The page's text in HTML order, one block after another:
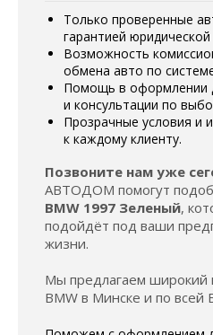
Только проверенные
гарантией
Возможность
обмена авто по
Помощь в оформлении
и консультации по
Прозрачные условия и
к каждому клиенту.
Позвоните нам уже
АВТОДОМ помогут
BMW 1997 Зеленый,
подойдёт под ваши
жизни.
Мы предлагаем широкий
BMW в Минске и по всей